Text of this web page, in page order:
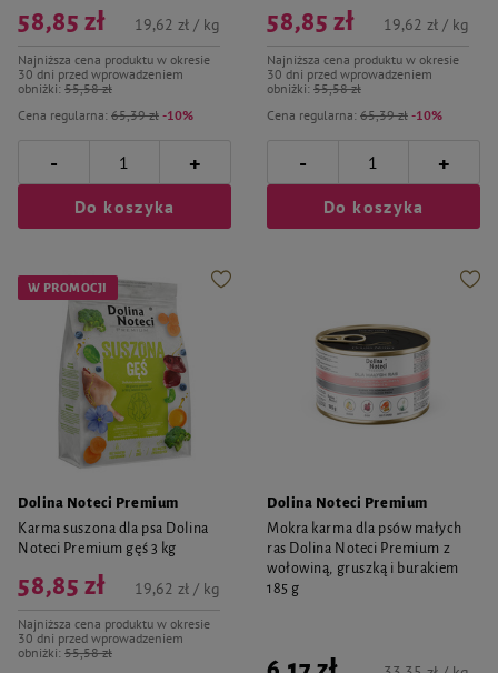
Cena regularna: 65,39 zł -10%
58,85 zł
Najniższa cena produktu w okresie
30 dni przed wprowadzeniem
obniżki: 55,58 zł
19,62 zł / kg
- +
Do koszyka
Cena regularna: 65,39 zł -10%
58,85 zł
Najniższa cena produktu w okresie
30 dni przed wprowadzeniem
obniżki: 55,58 zł
19,62 zł / kg
- +
Do koszyka
W PROMOCJI
Dolina Noteci Premium
Karma suszona dla psa Dolina
Noteci Premium gęś 3 kg
58,85 zł
Najniższa cena produktu w okresie
30 dni przed wprowadzeniem
obniżki: 55,58 zł
19,62 zł / kg
Dolina Noteci Premium
Mokra karma dla psów małych
ras Dolina Noteci Premium z
wołowiną, gruszką i burakiem
185 g